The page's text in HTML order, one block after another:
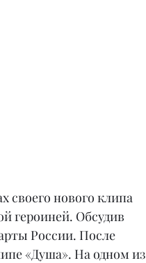
своего нового клипа
героиней. Обсудив
России. После
«Душа». На одном из